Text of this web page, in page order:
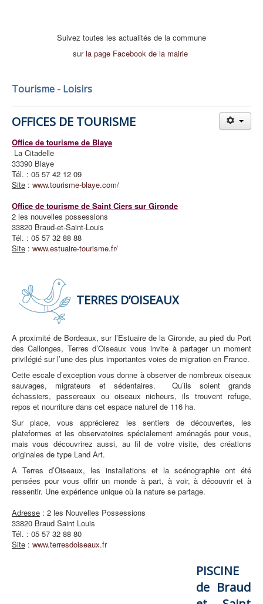
Suivez toutes les actualités de la commune
surla page Facebook de la mairie
Tourisme - Loisirs
OFFICES DE TOURISME
Office de tourisme de Blaye
La Citadelle
33390 Blaye
Tél. : 05 57 42 12 09
Site : www.tourisme-blaye.com/
Office de tourisme de Saint Ciers sur Gironde
2 les nouvelles possessions
33820 Braud-et-Saint-Louis
Tél. : 05 57 32 88 88
Site : www.estuaire-tourisme.fr/
TERRES D’OISEAUX
A proximité de Bordeaux, sur l’Estuaire de la Gironde, au pied du Port
des Callonges, Terres d’Oiseaux vous invite à partager un moment
privilégié sur l’une des plus importantes voies de migration en France.
Cette escale d’exception vous donne à observer de nombreux oiseaux
sauvages, migrateurs et sédentaires. Qu’ils soient grands
échassiers, passereaux ou oiseaux nicheurs, ils trouvent refuge,
repos et nourriture dans cet espace naturel de 116 ha.
Sur place, vous apprécierez les sentiers de découvertes, les
plateformes et les observatoires spécialement aménagés pour vous,
mais vous découvrirez aussi, au fil de votre visite, des créations
originales de type Land Art.
A Terres d’Oiseaux, les installations et la scénographie ont été
pensées pour vous offrir un monde à part, à voir, à découvrir et à
ressentir. Une expérience unique où la nature se partage.
Adresse : 2 les Nouvelles Possessions
33820 Braud Saint Louis
Tél. : 05 57 32 88 80
Site : www.terresdoiseaux.fr
PISCINE
de Braud